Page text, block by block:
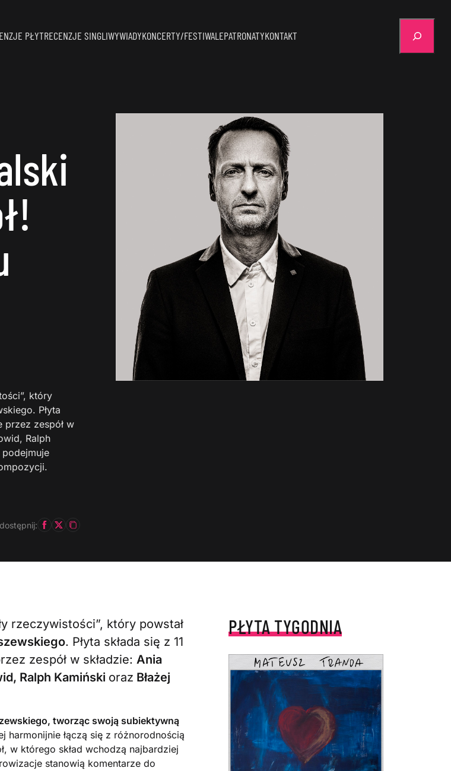
PŁYTRECENZJE SINGLIWYWIADYKONCERTY/FESTIWALEPATRONATYKONTAKT
który
Płyta
przez zespół w
Ralph
podejmuje
rzeczywistości”, który powstał
. Płyta składa się z 11
zespół w składzie: Ania
Ralph Kamiński oraz Błażej
tworząc swoją subiektywną
harmonijnie łączą się z różnorodnością
w którego skład wchodzą najbardziej
stanowią komentarze do
PŁYTA TYGODNIA